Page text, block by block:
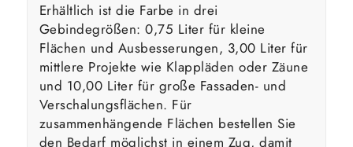
Erhältlich ist die Farbe in drei
Gebindegrößen: 0,75 Liter für kleine
Flächen und Ausbesserungen, 3,00 Liter für
mittlere Projekte wie Klappläden oder Zäune
und 10,00 Liter für große Fassaden- und
Verschalungsflächen. Für
zusammenhängende Flächen bestellen Sie
den Bedarf möglichst in einem Zug, damit